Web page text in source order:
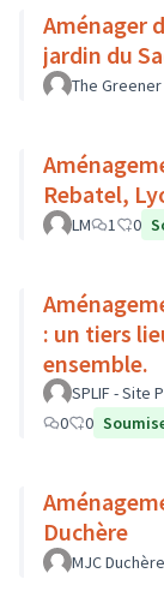
Aménager
jardin du
The
Rebatel,
LM 1 0
: un tiers
ensemble.
SPLIF - Site
0
0
Duchère
MJC Duchère